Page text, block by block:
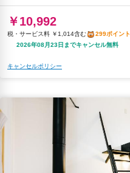
￥10,992
税・サービス料 ￥1,014含む
299ポイント
2026年08月23日までキャンセル無料
キャンセルポリシー